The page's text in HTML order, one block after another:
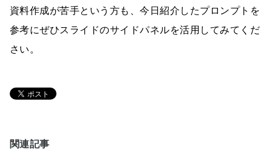
資料作成が苦手という方も、今日紹介したプロンプトを
参考にぜひスライドのサイドパネルを活用してみてくだ
さい。
関連記事